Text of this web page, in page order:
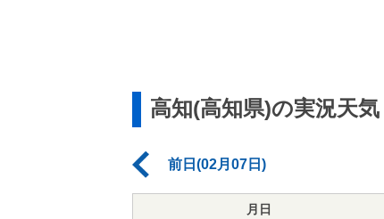
高知(高知県)の実況天気
前日(02月07日)
月日